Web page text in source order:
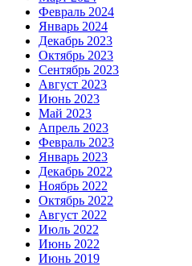
Февраль 2024
Январь 2024
Декабрь 2023
Октябрь 2023
Сентябрь 2023
Август 2023
Июнь 2023
Май 2023
Апрель 2023
Февраль 2023
Январь 2023
Декабрь 2022
Ноябрь 2022
Октябрь 2022
Август 2022
Июль 2022
Июнь 2022
Июнь 2019